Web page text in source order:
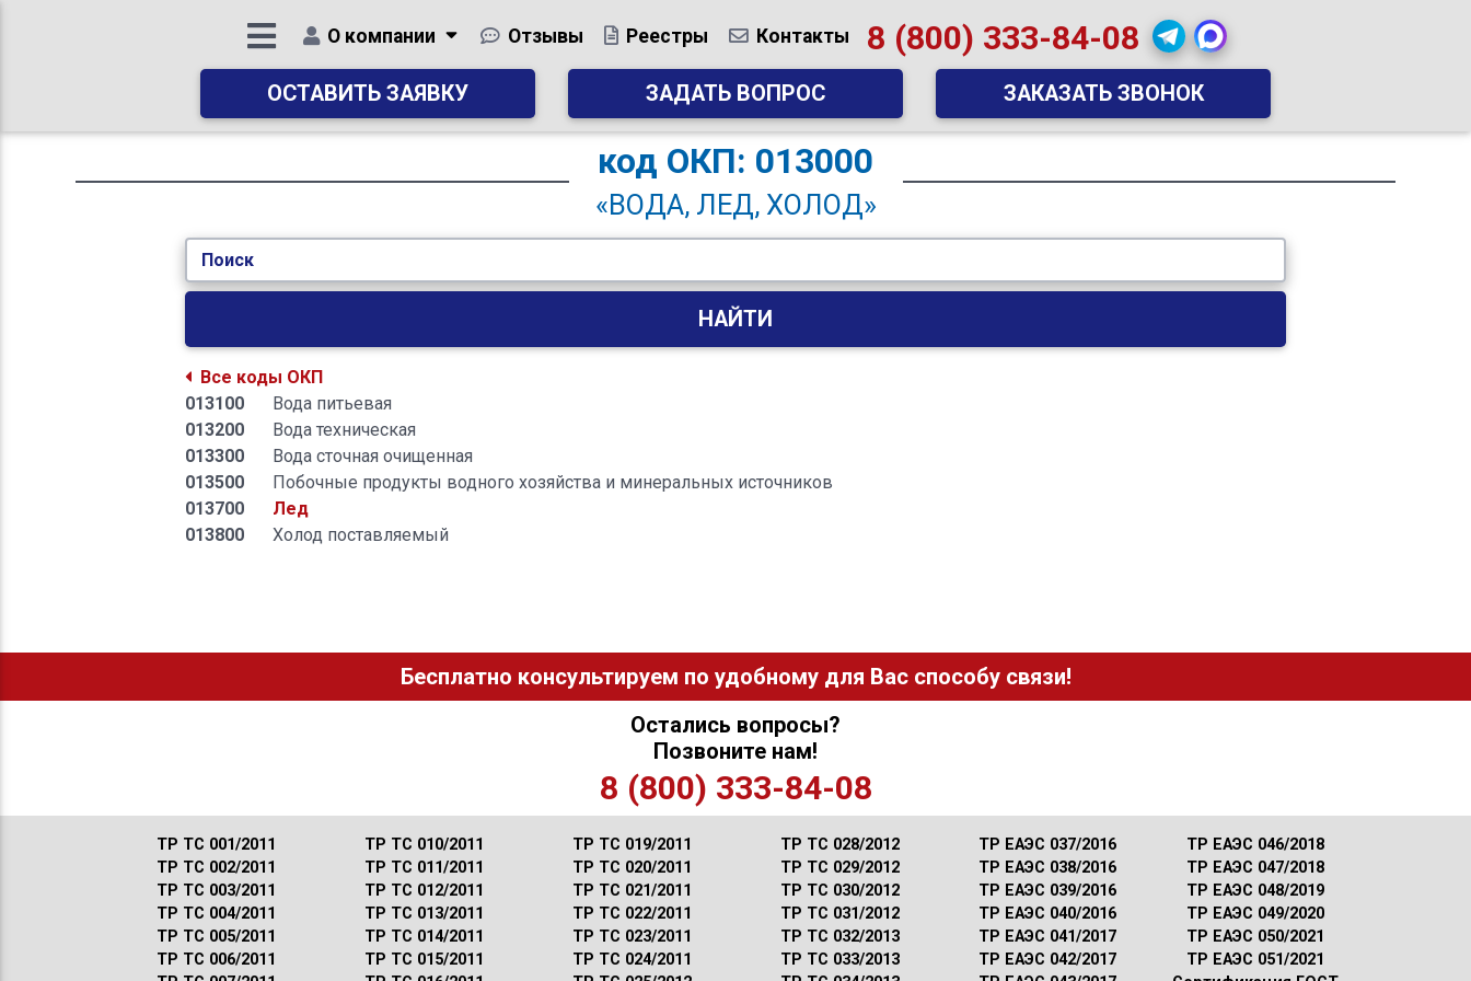
О компании Отзывы Реестры Контакты 8 (800) 333-84-08
ОСТАВИТЬ ЗАЯВКУ ЗАДАТЬ ВОПРОС ЗАКАЗАТЬ ЗВОНОК
код ОКП: 013000
«ВОДА, ЛЕД, ХОЛОД»
Поиск
НАЙТИ
Все коды ОКП
013100
Вода питьевая
013200
Вода техническая
013300
Вода сточная очищенная
013500
Побочные продукты водного хозяйства и минеральных источников
013700
Лед
013800
Холод поставляемый
Бесплатно консультируем по удобному для Вас способу связи!
Остались вопросы?
Позвоните нам!
8 (800) 333-84-08
ТР ТС 001/2011
ТР ТС 002/2011
ТР ТС 003/2011
ТР ТС 004/2011
ТР ТС 005/2011
ТР ТС 006/2011
ТР ТС 010/2011
ТР ТС 011/2011
ТР ТС 012/2011
ТР ТС 013/2011
ТР ТС 014/2011
ТР ТС 015/2011
ТР ТС 019/2011
ТР ТС 020/2011
ТР ТС 021/2011
ТР ТС 022/2011
ТР ТС 023/2011
ТР ТС 024/2011
ТР ТС 028/2012
ТР ТС 029/2012
ТР ТС 030/2012
ТР ТС 031/2012
ТР ТС 032/2013
ТР ТС 033/2013
ТР ЕАЭС 037/2016
ТР ЕАЭС 038/2016
ТР ЕАЭС 039/2016
ТР ЕАЭС 040/2016
ТР ЕАЭС 041/2017
ТР ЕАЭС 042/2017
ТР ЕАЭС 046/2018
ТР ЕАЭС 047/2018
ТР ЕАЭС 048/2019
ТР ЕАЭС 049/2020
ТР ЕАЭС 050/2021
ТР ЕАЭС 051/2021